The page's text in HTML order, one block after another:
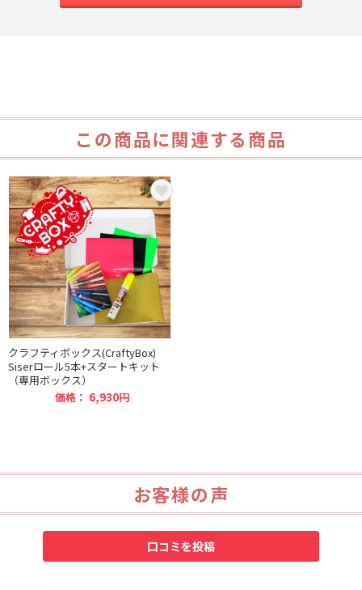
この商品に関連する商品
クラフティボックス(CraftyBox)
Siserロール5本+スタートキット
（専用ボックス）
価格： 6,930円
お客様の声